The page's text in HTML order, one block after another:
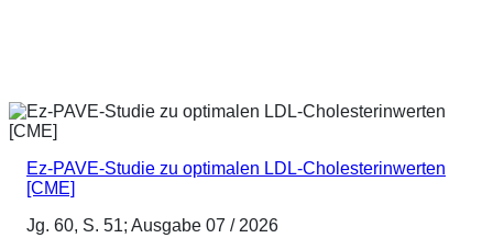
Ez-PAVE-Studie zu optimalen LDL-Cholesterinwerten
[CME]
Jg. 60, S. 51; Ausgabe 07 / 2026